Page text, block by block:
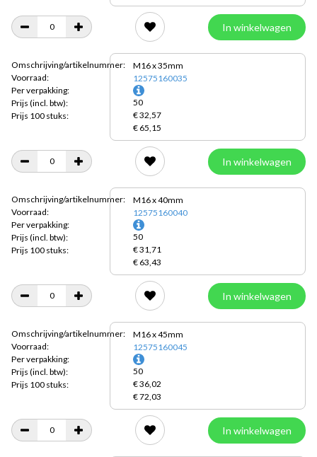
In winkelwagen
Omschrijving/artikelnummer:
Voorraad:
Per verpakking:
Prijs (incl. btw):
Prijs 100 stuks:
M16 x 35mm
12575160035
50
€ 32,57
€ 65,15
In winkelwagen
Omschrijving/artikelnummer:
Voorraad:
Per verpakking:
Prijs (incl. btw):
Prijs 100 stuks:
M16 x 40mm
12575160040
50
€ 31,71
€ 63,43
In winkelwagen
Omschrijving/artikelnummer:
Voorraad:
Per verpakking:
Prijs (incl. btw):
Prijs 100 stuks:
M16 x 45mm
12575160045
50
€ 36,02
€ 72,03
In winkelwagen